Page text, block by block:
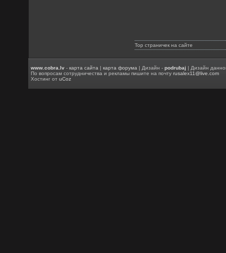
Top страничек на сайте
www.cobra.lv -карта сайта |карта форума | Дизайн -podrubaj | Дизайн
По вопросам сотрудничества и рекламы пишите на почтуrusalex11@live.com
Хостинг отuCoz